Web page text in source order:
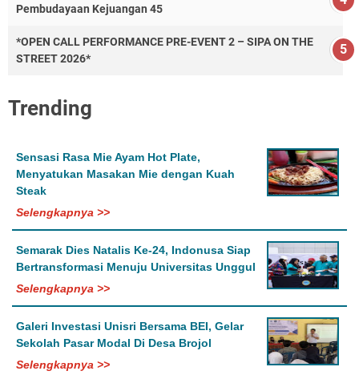
Pembudayaan Kejuangan 45
*OPEN CALL PERFORMANCE PRE-EVENT 2 – SIPA ON THE
STREET 2026*
Trending
Sensasi Rasa Mie Ayam Hot Plate,
Menyatukan Masakan Mie dengan Kuah
Steak
Selengkapnya >>
Semarak Dies Natalis Ke-24, Indonusa Siap
Bertransformasi Menuju Universitas Unggul
Selengkapnya >>
Galeri Investasi Unisri Bersama BEI, Gelar
Sekolah Pasar Modal Di Desa Brojol
Selengkapnya >>